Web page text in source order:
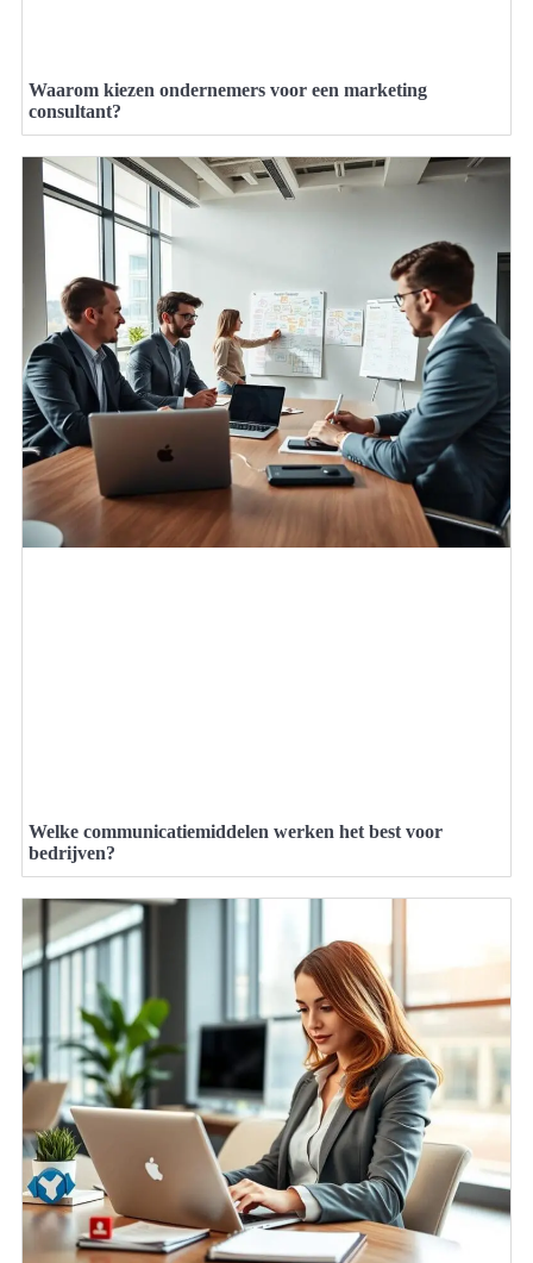
Waarom kiezen ondernemers voor een marketing
consultant?
Welke communicatiemiddelen werken het best voor
bedrijven?